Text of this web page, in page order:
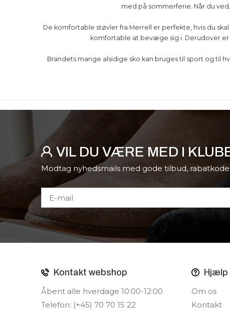
med på sommerferie. Når du
De komfortable støvler fra Merrell er perfekte, hvis du
komfortable at bevæge sig i. Derudover
Brandets mange alsidige sko kan bruges til sport og til
VIL DU VÆRE MED I
Modtag nyhedsmails med gode tilbud,
Kontakt webshop
Åbent alle hverdage 10:00-12:00
Telefon: (+45) 70 70 15 22
Hjælp
Om os
Kontakt